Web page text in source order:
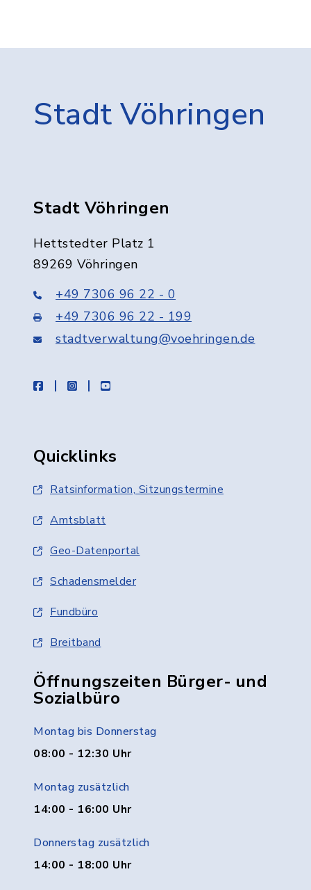
Stadt Vöhringen
Stadt Vöhringen
Hettstedter Platz 1
89269 Vöhringen
+49 7306 96 22 - 0
+49 7306 96 22 - 199
stadtverwaltung@voehringen.de
facebookinstagramyoutube
Quicklinks
Ratsinformation, Sitzungstermine
Amtsblatt
Geo-Datenportal
Schadensmelder
Fundbüro
Breitband
Öffnungszeiten Bürger- und
Sozialbüro
Montag bis Donnerstag
08:00 - 12:30 Uhr
Montag zusätzlich
14:00 - 16:00 Uhr
Donnerstag zusätzlich
14:00 - 18:00 Uhr